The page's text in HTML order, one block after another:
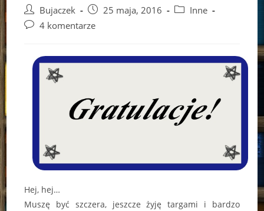
Post
author:
Bujaczek
Post
published:
25 maja, 2016
PostInne
Post4 komentarze
Hej, hej…
Muszę być szczera, jeszcze żyję targami i bardzo